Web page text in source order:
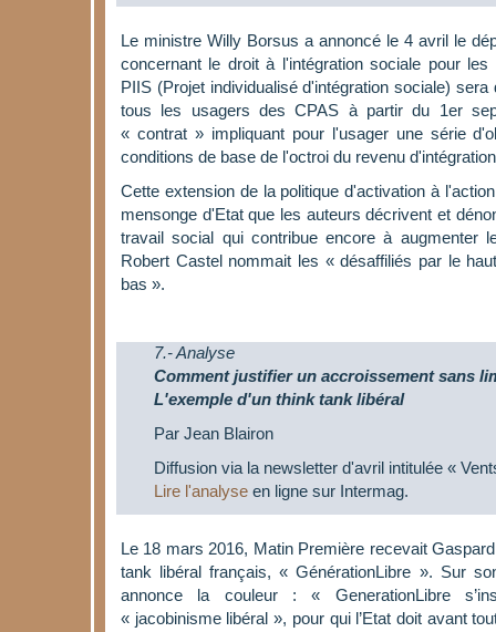
Le ministre Willy Borsus a annoncé le 4 avril le
concernant le droit à l'intégration sociale pour
PIIS (Projet individualisé d'intégration sociale)
tous les usagers des CPAS à partir du 1er
« contrat » impliquant pour l'usager une série
conditions de base de l'octroi du revenu
Cette extension de la politique d'activation à
mensonge d'Etat que les auteurs décrivent et
travail social qui contribue encore à augmenter
Robert Castel nommait les « désaffiliés par le
bas ».
7.- Analyse
Comment justifier un accroissement sans
L'exemple d'un think tank libéral
Par Jean Blairon
Diffusion via la newsletter d'avril intitulée «
Lire l'analyse en ligne sur Intermag.
Le 18 mars 2016, Matin Première recevait
tank libéral français, « GénérationLibre ». Sur
annonce la couleur : « GenerationLibre
« jacobinisme libéral », pour qui l’Etat doit avant